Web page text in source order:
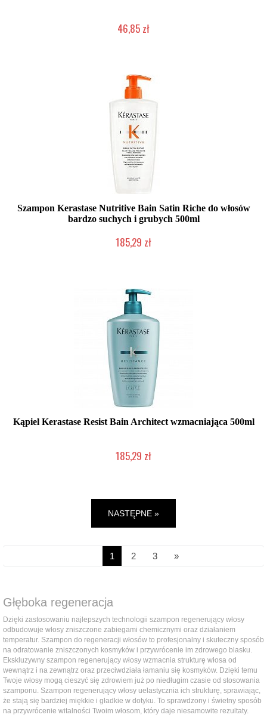
46,85 zł
Szampon Kerastase Nutritive Bain Satin Riche do włosów
bardzo suchych i grubych 500ml
185,29 zł
Kąpiel Kerastase Resist Bain Architect wzmacniająca 500ml
185,29 zł
NASTĘPNE »
1 2 3 »
Głęboka regeneracja
Dzięki zastosowaniu najlepszych technologii szampon regenerujący włosy
odbudowuje włosy zniszczone zabiegami chemicznymi oraz działaniem
temperatur. Szampon do regeneracji włosów to profesjonalny i skuteczny sposób
na odratowanie zniszczonych kosmyków i przywrócenie im zdrowego blasku.
Ekskluzywny szampon regenerujący włosy wzmacnia strukturę włosa od
wewnątrz i na zewnątrz oraz przeciwdziała łamaniu się kosmyków. Dzięki temu
Twoje włosy mogą cieszyć się zdrowiem już po niedługim czasie od stosowania
szamponu. Szampon regenerujący włosy uelastycznia ich strukturę, sprawiając,
że stają się bardziej miękkie i gładkie w dotyku. To sprawdzony i świetny sposób
na przywrócenie witalności Twoim włosom, który daje niesamowite rezultaty.